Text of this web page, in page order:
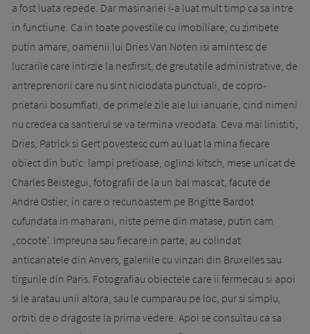
a fost luata repede. Dar masinariei i-a luat mult timp ca sa intre
in functiune. Ca in toate povestile cu imobiliare, cu zimbete
putin amare, oamenii lui Dries Van Noten isi amintesc de
lucrarile care intirzie la nesfirsit, de greutatile administrative, de
antreprenorii care nu sint niciodata punctuali, de copro­
prietarii bosumflati, de primele zile ale lui ianuarie, cind nimeni
nu credea ca santierul se va termina vreodata. Ceva mai linistiti,
Dries, Patrick si Gert poves­tesc cum au luat la mina fiecare
obiect din butic: lampi pretioase, oglinzi kitsch, mese unicat de
Charles Beistegui, fotografii de la un bal mascat, facute de
André Ostier, in care o recunoastem pe Brigitte Bardot
cufundata in maharani, niste perne din matase, putin cam
„cocote'. Impreuna sau fiecare in parte, au colindat
anticariatele din Anvers, galeriile cu vinzari din Bruxelles sau
tirgurile din Paris. Fotografiau obiectele care ii fermecau si apoi
si le aratau unii altora, sau le cumparau pe loc, pur si simplu,
orbiti de o dragoste la prima vedere. Apoi se consultau ca sa